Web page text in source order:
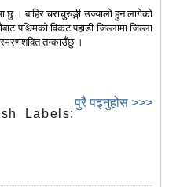
। बाहिर चराचुरुङ्गी उज्यालो हुन लागेको
पश्चिमको विकट पहाडी जिल्लामा जिल्ला
तन्काउँछु ।
पुरै पढ्नुहोस >>>
Labels: